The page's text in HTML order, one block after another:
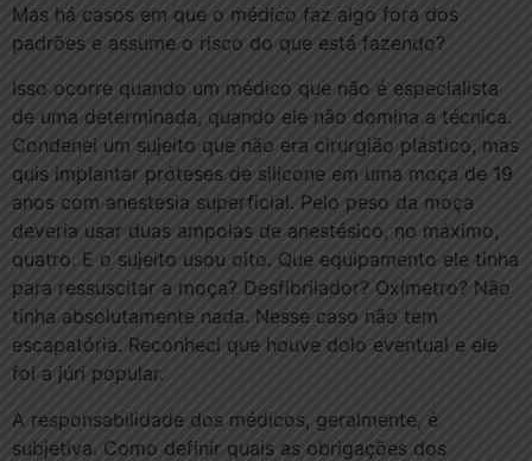
Mas há casos em que o médico faz algo fora dos
padrões e assume o risco do que está fazendo?
Isso ocorre quando um médico que não é especialista
de uma determinada, quando ele não domina a técnica.
Condenei um sujeito que não era cirurgião plástico, mas
quis implantar próteses de silicone em uma moça de 19
anos com anestesia superficial. Pelo peso da moça
deveria usar duas ampolas de anestésico, no máximo,
quatro. E o sujeito usou oito. Que equipamento ele tinha
para ressuscitar a moça? Desfibrilador? Oxímetro? Não
tinha absolutamente nada. Nesse caso não tem
escapatória. Reconheci que houve dolo eventual e ele
foi a júri popular.
A responsabilidade dos médicos, geralmente, é
subjetiva. Como definir quais as obrigações dos